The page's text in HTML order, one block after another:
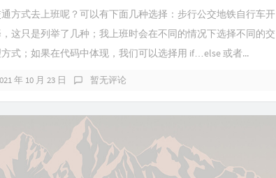
方式去上班呢？可以有下面几种选择：步行公交地铁自行车开
这只是列举了几种；我上班时会在不同的情况下选择不同的交
式；如果在代码中体现，我们可以选择用 if…else 或者...
年 10 月 23 日 暂无评论